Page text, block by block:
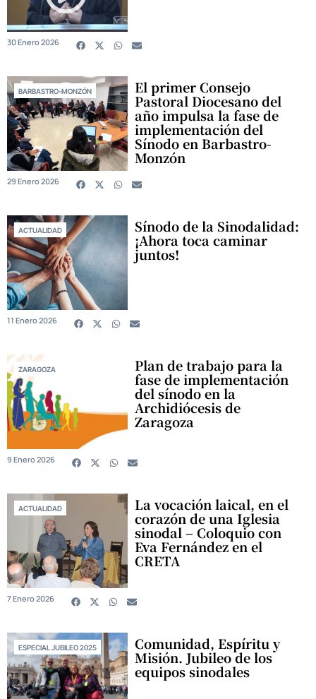
30 Enero 2026
BARBASTRO-MONZÓN El primer Consejo
Pastoral Diocesano del
año impulsa la fase de
implementación del
Sínodo en Barbastro-
Monzón
29 Enero 2026
ACTUALIDAD Sínodo de la Sinodalidad:
¡Ahora toca caminar
juntos!
11 Enero 2026
ZARAGOZA Plan de trabajo para la
fase de implementación
del sínodo en la
Archidiócesis de
Zaragoza
9 Enero 2026
ACTUALIDAD La vocación laical, en el
corazón de una Iglesia
sinodal – Coloquio con
Eva Fernández en el
CRETA
7 Enero 2026
ESPECIAL JUBILEO 2025 Comunidad, Espíritu y
Misión. Jubileo de los
equipos sinodales